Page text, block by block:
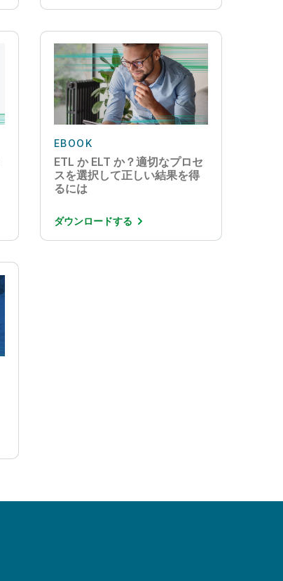
EBOOK
ETL か ELT か？適切なプロセ
スを選択して正しい結果を得
るには
ダウンロードする